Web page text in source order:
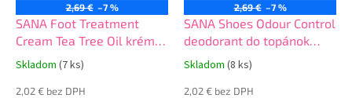
2,69 € –7 %
SANA Foot Treatment
Cream Tea Tree Oil krém
na nohy 100ml
Skladom (7 ks)
2,02 € bez DPH
2,69 € –7 %
SANA Shoes Odour Control
deodorant do topánok
150ml
Skladom (8 ks)
2,02 € bez DPH